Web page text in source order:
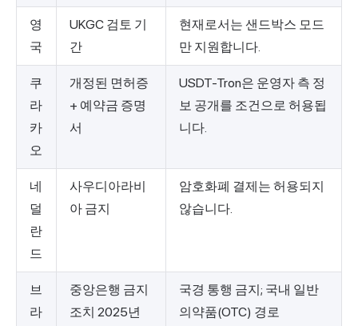
영
국
UKGC 검토 기
간
현재로서는 샌드박스 모드
만 지원합니다.
쿠
라
카
오
개정된 면허증
+ 예약금 증명
서
USDT-Tron은 운영자 측 정
보 공개를 조건으로 허용됩
니다.
네
덜
란
드
사우디아라비
아 금지
암호화폐 결제는 허용되지
않습니다.
브
라
중앙은행 금지
조치 2025년
국경 통행 금지; 국내 일반
의약품(OTC) 경로